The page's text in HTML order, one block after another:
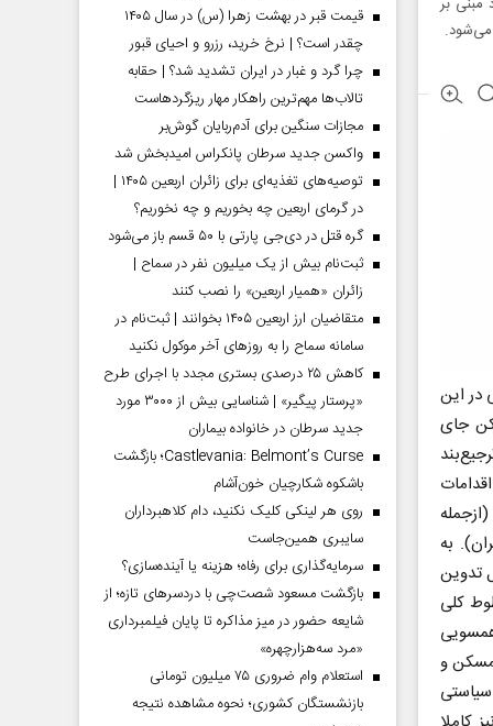
می‌شود.
در این
جای
به
تدوین
کلی
و
قیمت قبر در بهشت زهرا (س) در سال ۱۴۰۵
چقدر است؟ | نرخ خرید، رزرو و احیای قبور
چرا گرد و غبار در ایران تشدید شد؟ | حقابه
تالاب‌ها مهم‌ترین راهکار مهار ریزگردهاست
مجازات سنگین برای آدم‌ربایان گوش‌بر
واکسن جدید سرطان پانکراس امیدبخش شد
توصیه‌های تغذیه‌ای برای زائران اربعین ۱۴۰۵ |
در گرمای اربعین چه بخوریم و چه نخوریم؟
گره قتل در دی‌جی پارتی با ۵۰ قسم باز می‌شود
ثبت‌نام بیش از یک میلیون نفر در سماح |
زائران «همیار اربعین» را نصب کنند
متقاضیان ارز اربعین ۱۴۰۵ بخوانند | ثبت‌نام در
سامانه سماح را به روز‌های آخر موکول نکنید
کاهش ۲۵ درصدی بستری مجدد با اجرای طرح
«پرستار پیگیر» | شناسایی بیش از ۳۰۰۰ مورد
جدید سرطان در خانواده بیماران
Castlevania: Belmont’s Curse؛ بازگشت
باشکوه شکارچیان خون‌آشام
روی هر لینکی کلیک نکنید، دام کلاهبرداران
سایبری همین‌جاست
سرمایه‌گذاری برای رفاه؛ هزینه یا آینده‌سازی؟
بازگشت مسعود شصت‌چی با دردسر‌های تازه؛ از
شایعه حضور در میز مذاکره تا پایان فیلمبرداری
«مرد سه‌هزارچهره»
استعلام وام ضروری ۷۵ میلیون تومانی
بازنشستگان کشوری؛ نحوه مشاهده نتیجه